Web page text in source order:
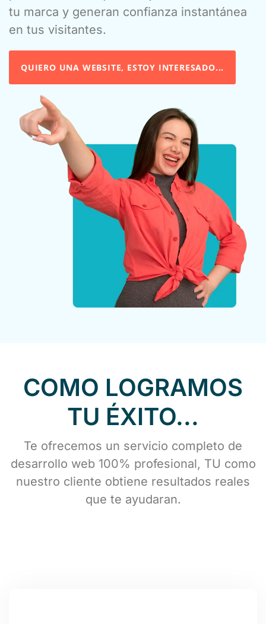
tu marca y generan confianza instantánea
en tus visitantes.
QUIERO UNA WEBSITE, ESTOY INTERESADO...
COMO LOGRAMOS
TU ÉXITO...
Te ofrecemos un servicio completo de
desarrollo web 100% profesional, TU como
nuestro cliente obtiene resultados reales
que te ayudaran.